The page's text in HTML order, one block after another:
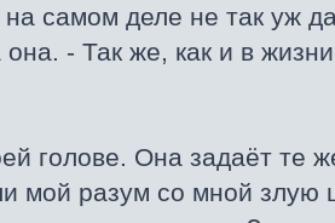
самом деле не так уж
- Так же, как и в
голове. Она задаёт те
мой разум со мной злую